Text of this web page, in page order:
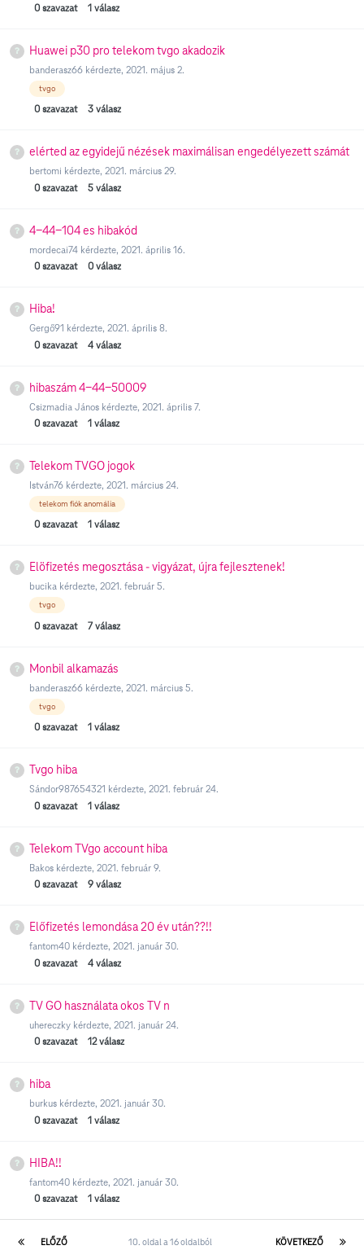
0 szavazat 1 válasz
Huawei p30 pro telekom tvgo akadozik
banderasz66 kérdezte, 2021. május 2.
tvgo
0 szavazat 3 válasz
elérted az egyidejű nézések maximálisan engedélyezett számát
bertomi kérdezte, 2021. március 29.
0 szavazat 5 válasz
4-44-104 es hibakód
mordecai74 kérdezte, 2021. április 16.
0 szavazat 0 válasz
Hiba!
Gergő91 kérdezte, 2021. április 8.
0 szavazat 4 válasz
hibaszám 4-44-50009
Csizmadia János kérdezte, 2021. április 7.
0 szavazat 1 válasz
Telekom TVGO jogok
István76 kérdezte, 2021. március 24.
telekom fiók anomália
0 szavazat 1 válasz
Elöfizetés megosztása - vigyázat, újra fejlesztenek!
bucika kérdezte, 2021. február 5.
tvgo
0 szavazat 7 válasz
Monbil alkamazás
banderasz66 kérdezte, 2021. március 5.
tvgo
0 szavazat 1 válasz
Tvgo hiba
Sándor987654321 kérdezte, 2021. február 24.
0 szavazat 1 válasz
Telekom TVgo account hiba
Bakos kérdezte, 2021. február 9.
0 szavazat 9 válasz
Előfizetés lemondása 20 év után??!!
fantom40 kérdezte, 2021. január 30.
0 szavazat 4 válasz
TV GO használata okos TV n
uhereczky kérdezte, 2021. január 24.
0 szavazat 12 válasz
hiba
burkus kérdezte, 2021. január 30.
0 szavazat 1 válasz
HIBA!!
fantom40 kérdezte, 2021. január 30.
0 szavazat 1 válasz
ELŐZŐ KÖVETKEZŐ
10. oldal a 16 oldalból